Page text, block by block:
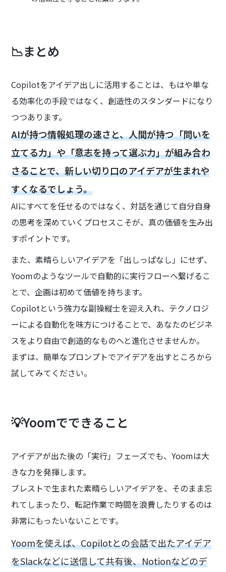
📉まとめ
Copilotをアイデア出しに活用することは、もはや単な
る効率化の手段ではなく、創造性のスタンダードになり
つつあります。
AIが持つ情報処理の速さと、人間が持つ「問いを
立てる力」や「意志を持って選ぶ力」が組み合わ
さることで、新しい切り口のアイデアが生まれや
すくなるでしょう。
AIにすべてを任せるのではなく、対話を通じて自分自身
の思考を深めていくプロセスこそが、真の価値を生み出
すポイントです。
また、素晴らしいアイデアを「出しっぱなし」にせず、
Yoomのようなツールで自動的に実行フローへ繋げるこ
とで、企画は初めて価値を持ちます。
Copilotという強力な副操縦士を迎え入れ、テクノロジ
ーによる自動化を味方につけることで、あなたのビジネ
スをより自由で創造的なものへと進化させませんか。
まずは、簡単なプロンプトでアイデアを出すところから
試してみてください。
💡Yoomでできること
アイデアが出た後の「実行」フェーズでも、Yoomは大
きな力を発揮します。
ブレストで生まれた素晴らしいアイデアを、そのまま忘
れてしまったり、転記作業で時間を浪費したりするのは
非常にもったいないことです。
Yoomを使えば、Copilotとの会話で出たアイデア
をSlackなどに送信して共有後、Notionなどのデ